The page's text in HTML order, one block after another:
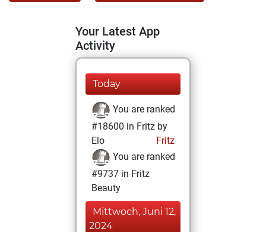
Your Latest App
Activity
Today
You are ranked
#18600 in Fritz by
Elo
Fritz
You are ranked
#9737 in Fritz
Beauty
Mittwoch, Juni 12,
2024